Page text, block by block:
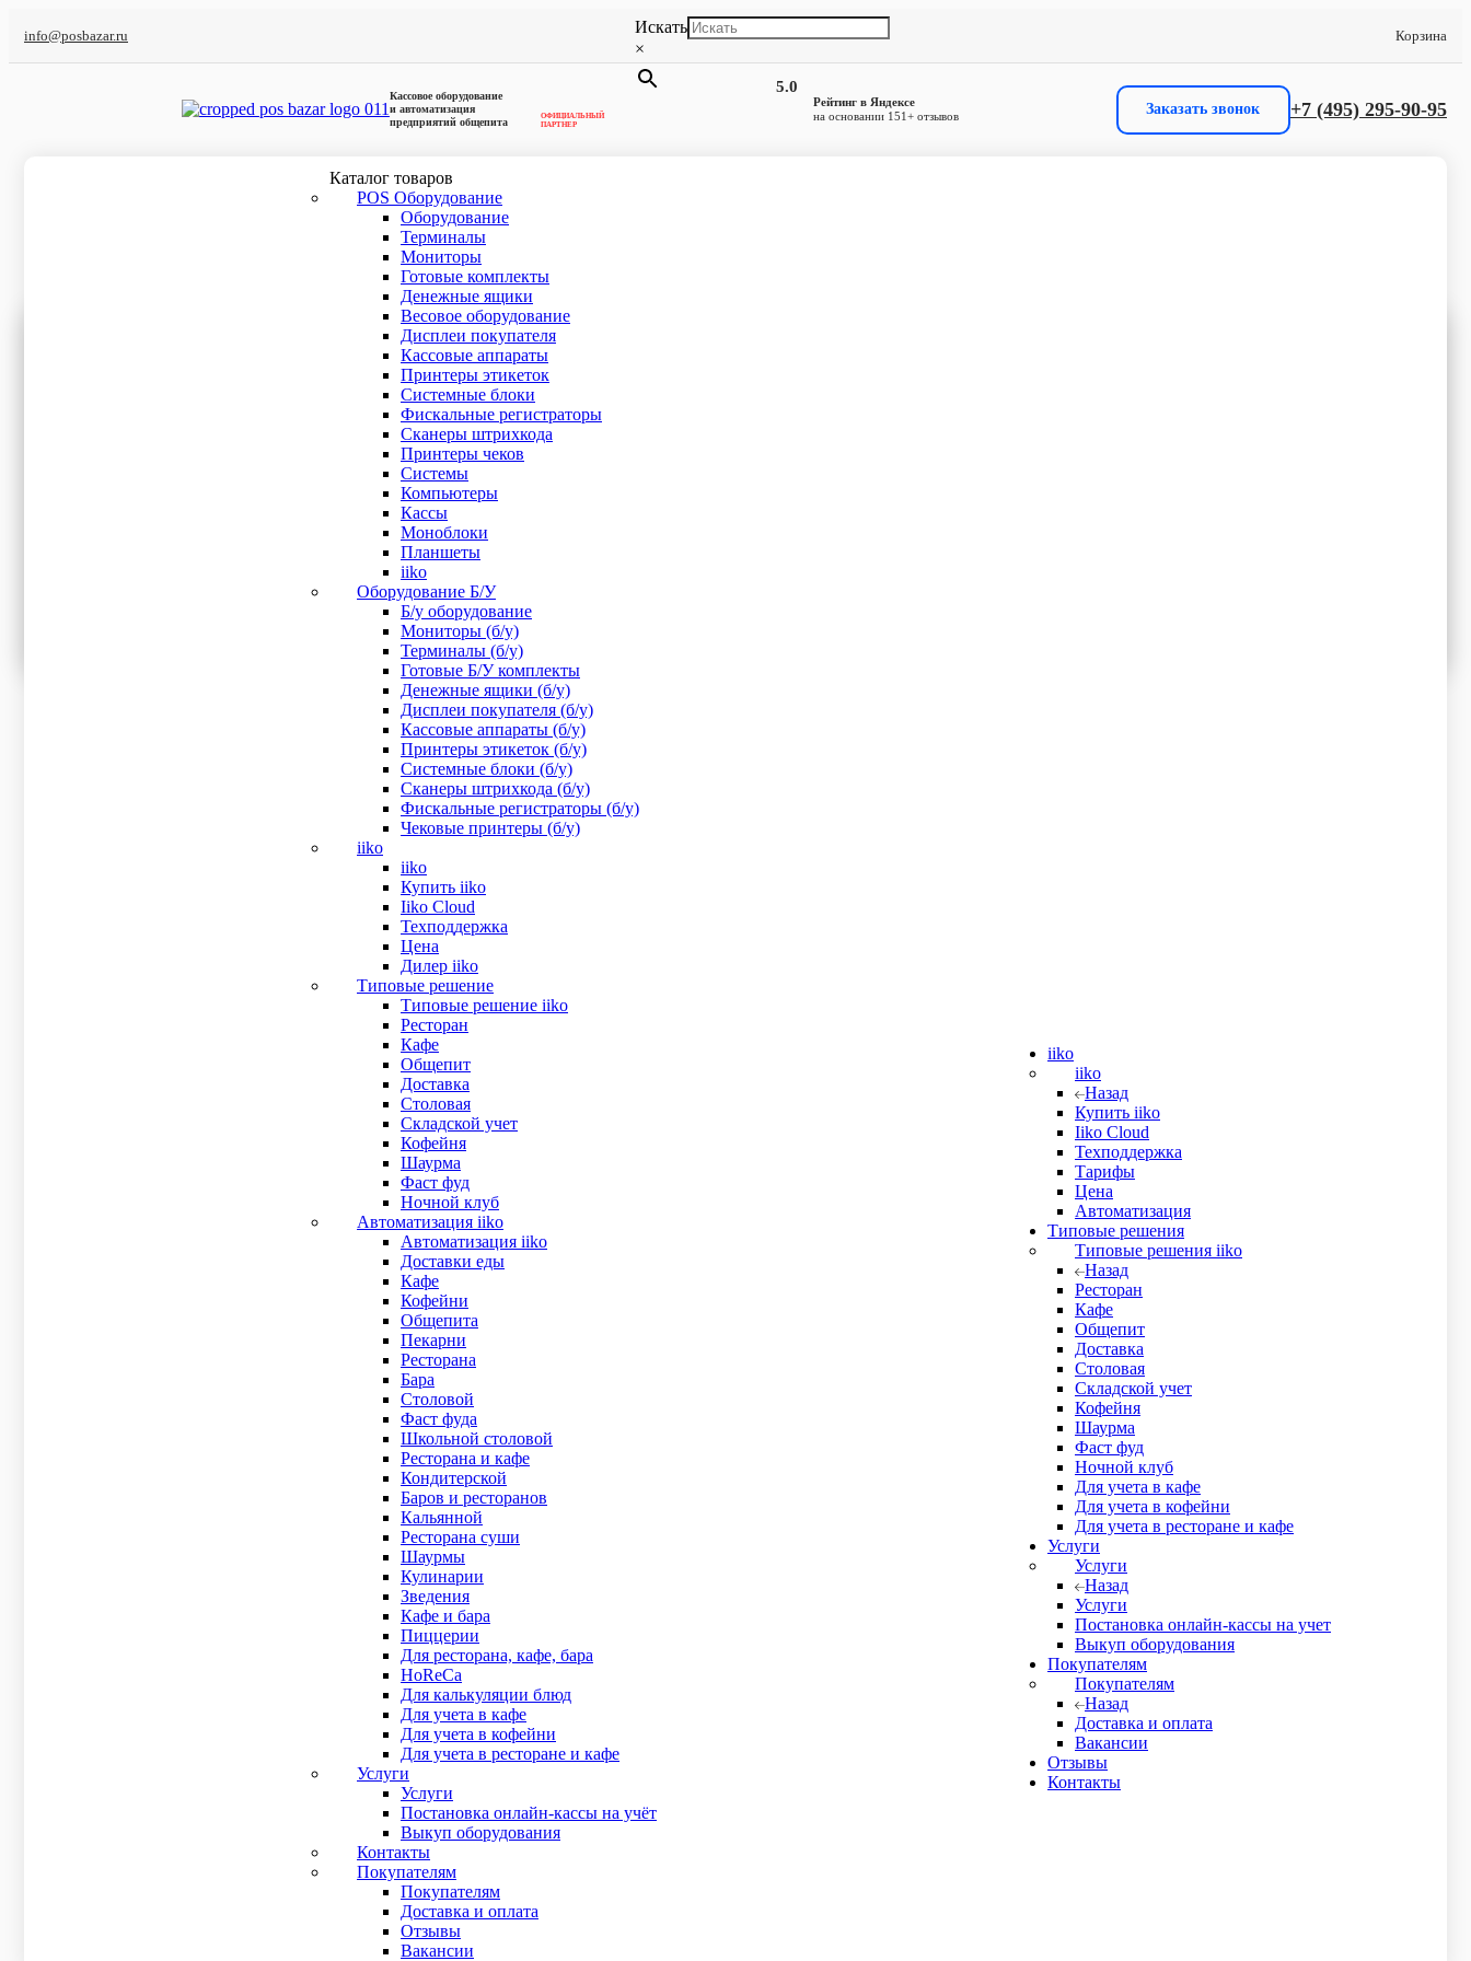
info@posbazar.ru
Искать
×
Корзина
Кассовое оборудование
и автоматизация
предприятий общепита
ОФИЦИАЛЬНЫЙ
ПАРТНЕР
5.0
Рейтинг в Яндексе
на основании 151+ отзывов
Заказать звонок +7 (495) 295-90-95
Каталог товаров
POS Оборудование
Оборудование
Терминалы
Мониторы
Готовые комплекты
Денежные ящики
Весовое оборудование
Дисплеи покупателя
Кассовые аппараты
Принтеры этикеток
Системные блоки
Фискальные регистраторы
Сканеры штрихкода
Принтеры чеков
Cистемы
Компьютеры
Кассы
Моноблоки
Планшеты
iiko
Оборудование Б/У
Б/у оборудование
Мониторы (б/у)
Терминалы (б/у)
Готовые Б/У комплекты
Денежные ящики (б/у)
Дисплеи покупателя (б/у)
Кассовые аппараты (б/у)
Принтеры этикеток (б/у)
Системные блоки (б/у)
Сканеры штрихкода (б/у)
Фискальные регистраторы (б/у)
Чековые принтеры (б/у)
iiko
iiko
Купить iiko
Iiko Cloud
Техподдержка
Цена
Дилер iiko
Типовые решение
Типовые решение iiko
Ресторан
Кафе
Общепит
Доставка
Столовая
Складской учет
Кофейня
Шаурма
Фаст фуд
Ночной клуб
Автоматизация iiko
Автоматизация iiko
Доставки еды
Кафе
Кофейни
Общепита
Пекарни
Ресторана
Бара
Столовой
Фаст фуда
Школьной столовой
Ресторана и кафе
Кондитерской
Баров и ресторанов
Кальянной
Ресторана суши
Шаурмы
Кулинарии
Зведения
Кафе и бара
Пиццерии
Для ресторана, кафе, бара
HoReCa
Для калькуляции блюд
Для учета в кафе
Для учета в кофейни
Для учета в ресторане и кафе
Услуги
Услуги
Постановка онлайн-кассы на учёт
Выкуп оборудования
Контакты
Покупателям
Покупателям
Доставка и оплата
Отзывы
Вакансии
iiko
iiko
Назад
Купить iiko
Iiko Cloud
Техподдержка
Тарифы
Цена
Автоматизация
Типовые решения
Типовые решения iiko
Назад
Ресторан
Кафе
Общепит
Доставка
Столовая
Складской учет
Кофейня
Шаурма
Фаст фуд
Ночной клуб
Для учета в кафе
Для учета в кофейни
Для учета в ресторане и кафе
Услуги
Услуги
Назад
Услуги
Постановка онлайн-кассы на учет
Выкуп оборудования
Покупателям
Покупателям
Назад
Доставка и оплата
Вакансии
Отзывы
Контакты
Ручной 2D сканер штрих-кода PayTor DS-2008 (ЕГАИС/ФГИС)
С этим оборудованием можно работать в системе ЕГАИС/ФГИС Проводной сканер PayTor DS-2008 ...
Ручной 2D сканер штрих-кода PayTor DS-2008 + подставка (ЕГАИС/ФГИС)
С этим оборудованием можно работать в системе ЕГАИС/ФГИС Проводной сканер PayTor DS-2008 ...
Ручной одномерный сканер штрих-кода Атол SB1101 USB
Сканер штрихкода АТОЛ SB1101 Лазерный сканер АТОЛ SB1101 - идеальный вариант для небольши...
Ручной одномерный сканер штрих-кода Атол SB1101 USB+подставка
Сканер штрихкода АТОЛ SB1101 Лазерный сканер АТОЛ SB1101 - идеальный вариант для небольши...